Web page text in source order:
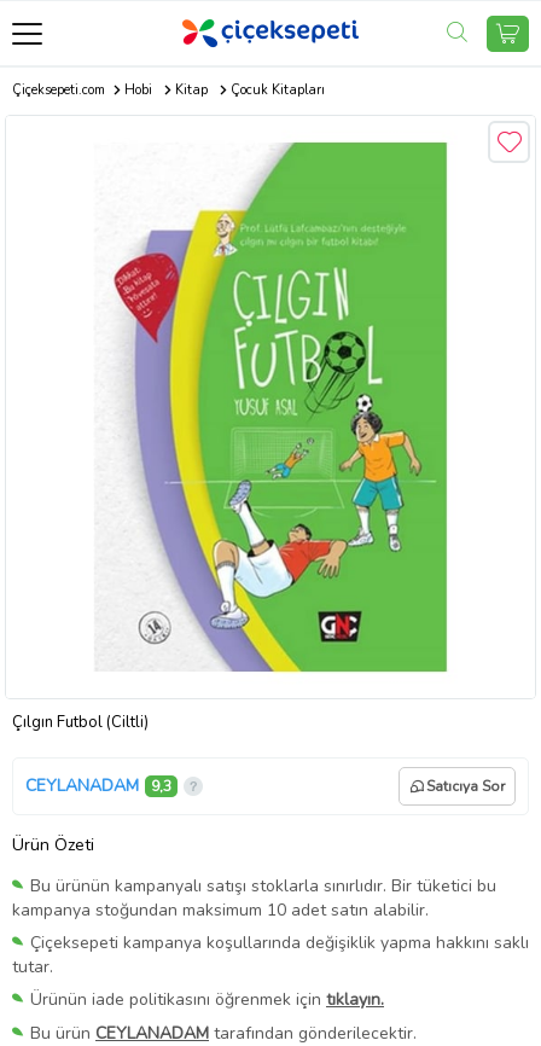
Çiçeksepeti.com Hobi Kitap Çocuk Kitapları
Çılgın Futbol (Ciltli)
CEYLANADAM 9,3 Satıcıya Sor
Ürün Özeti
Bu ürünün kampanyalı satışı stoklarla sınırlıdır. Bir tüketici bu
kampanya stoğundan maksimum 10 adet satın alabilir.
Çiçeksepeti kampanya koşullarında değişiklik yapma hakkını saklı
tutar.
Ürünün iade politikasını öğrenmek için tıklayın.
Bu ürün CEYLANADAM tarafından gönderilecektir.